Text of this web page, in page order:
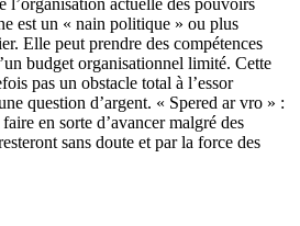
l’organisation actuelle des pouvoirs
est un « nain politique » ou plus
Elle peut prendre des compétences
budget organisationnel limité. Cette
pas un obstacle total à l’essor
question d’argent. « Spered ar vro » :
en sorte d’avancer malgré des
sans doute et par la force des